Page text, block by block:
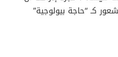
على الجوع العصبي: